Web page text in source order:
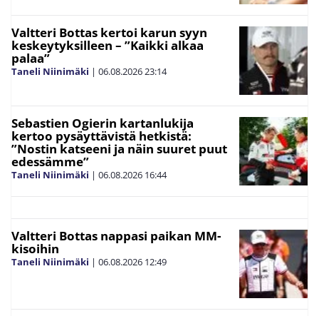
Valtteri Bottas kertoi karun syyn
keskeytyksilleen – ”Kaikki alkaa
palaa”
Taneli Niinimäki | 06.08.202623:14
Sebastien Ogierin kartanlukija
kertoo pysäyttävistä hetkistä:
”Nostin katseeni ja näin suuret puut
edessämme”
Taneli Niinimäki | 06.08.2026 16:44
Valtteri Bottas nappasi paikan MM-
kisoihin
Taneli Niinimäki | 06.08.2026 12:49